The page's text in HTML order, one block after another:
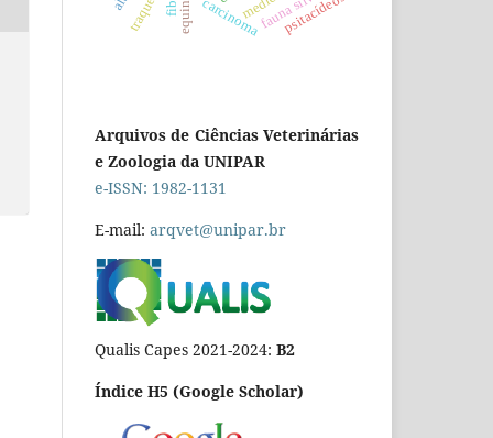
carcinoma psitacídeos
Arquivos de Ciências Veterinárias
e Zoologia da UNIPAR
e-ISSN: 1982-1131
E-mail: arqvet@unipar.br
Qualis Capes 2021-2024: B2
Índice H5 (Google Scholar)